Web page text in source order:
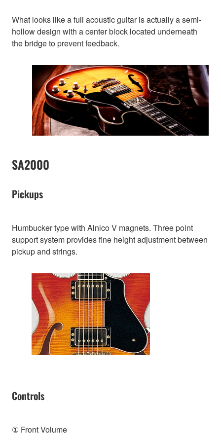
What looks like a full acoustic guitar is actually a semi-
hollow design with a center block located underneath
the bridge to prevent feedback.
SA2000
Pickups
Humbucker type with Alnico V magnets. Three point
support system provides fine height adjustment between
pickup and strings.
Controls
① Front Volume